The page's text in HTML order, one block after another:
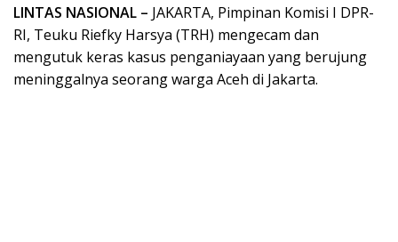
LINTAS NASIONAL – JAKARTA, Pimpinan Komisi I DPR-
RI, Teuku Riefky Harsya (TRH) mengecam dan
mengutuk keras kasus penganiayaan yang berujung
meninggalnya seorang warga Aceh di Jakarta.